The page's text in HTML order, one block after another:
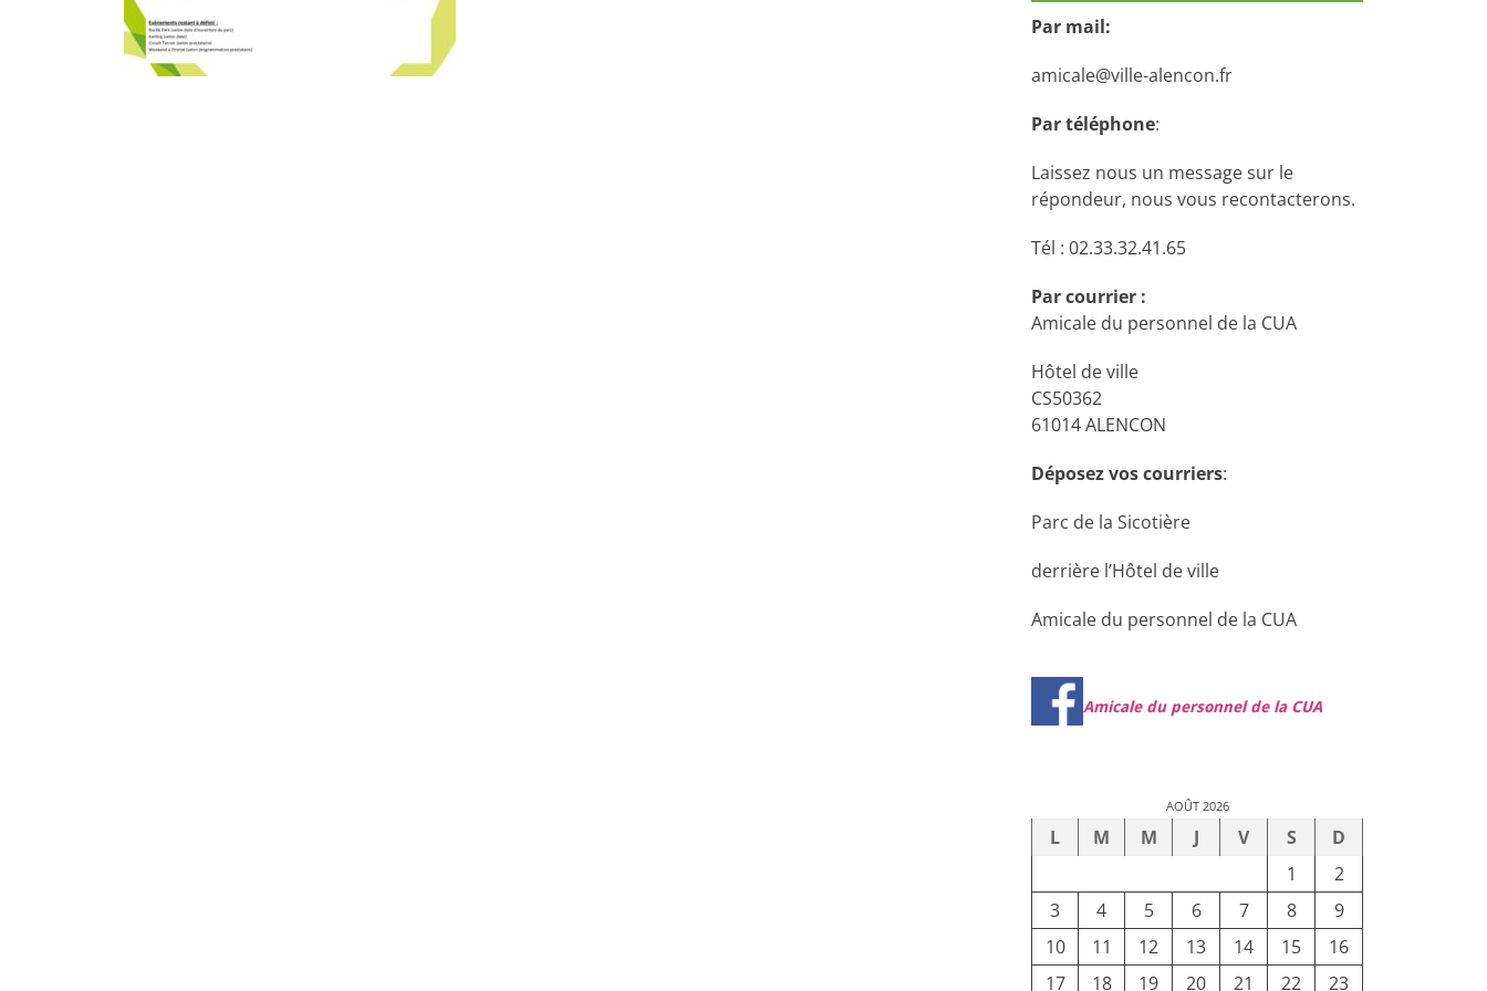
Par mail:
amicale@ville-alencon.fr
Par téléphone:
Laissez nous un message sur le
répondeur, nous vous recontacterons.
Tél : 02.33.32.41.65
Par courrier :
Amicale du personnel de la CUA
Hôtel de ville
CS50362
61014 ALENCON
Déposez vos courriers:
Parc de la Sicotière
derrière l’Hôtel de ville
Amicale du personnel de la CUA
Amicale du personnel de la CUA
AOÛT 2026
L M M J V S
D
1
2
3
4 5 6 7 8
9
10
11 12 13 14 15
16
17
18 19 20 21 22 23